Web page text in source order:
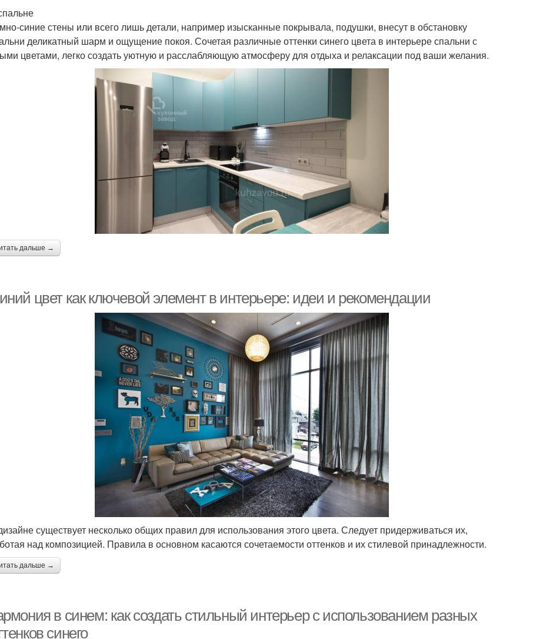
синие стены или всего лишь детали, например изысканные покрывала, подушки, внесут в обстановку
деликатный шарм и ощущение покоя. Сочетая различные оттенки синего цвета в интерьере спальни с
цветами, легко создать уютную и расслабляющую атмосферу для отдыха и релаксации под ваши желания.
дальше →
цвет как ключевой элемент в интерьере: идеи и рекомендации
существует несколько общих правил для использования этого цвета. Следует придерживаться их,
над композицией. Правила в основном касаются сочетаемости оттенков и их стилевой принадлежности.
дальше →
в синем: как создать стильный интерьер с использованием разных
синего